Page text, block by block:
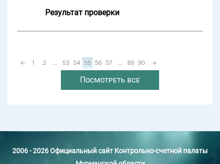
Результат проверки
← 1 2 ... 53 54 55 56 57 ... 89 90 →
Посмотреть все
2006 - 2026 Официальный сайт Контрольно-счетной палаты